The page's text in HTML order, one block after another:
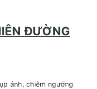
ĐƯỜNG
ảnh, chiêm ngưỡng